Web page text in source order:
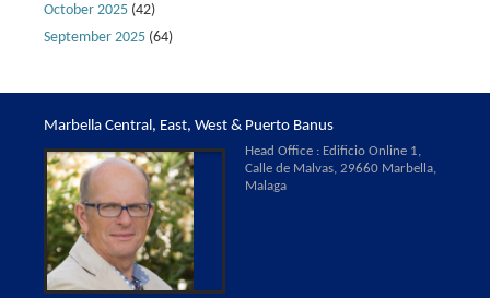
October 2025 (42)
September 2025 (64)
Marbella Central, East, West & Puerto Banus
Head Office : Edificio Online 1,
Calle de Malvas, 29660 Marbella,
Malaga